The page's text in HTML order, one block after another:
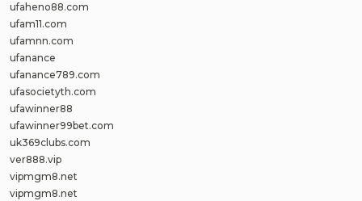
ufaheno88.com
ufam11.com
ufamnn.com
ufanance
ufanance789.com
ufasocietyth.com
ufawinner88
ufawinner99bet.com
uk369clubs.com
ver888.vip
vipmgm8.net
vipmgm8.net